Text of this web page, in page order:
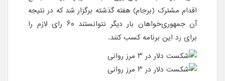
اقدام مشترک (برجام)‌ هفته گذشته برگزار شد که در نتیجه
آن جمهوری‌خواهان بار دیگر نتوانستند ۶۰ رای لازم را
برای رد این برنامه کسب کنند.